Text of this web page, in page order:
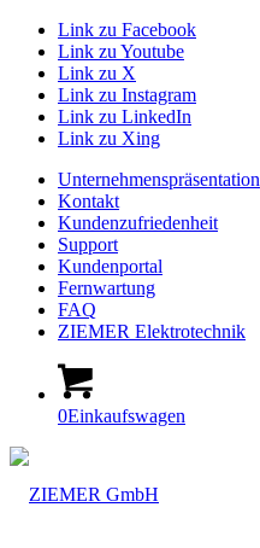
Link zu Facebook
Link zu Youtube
Link zu X
Link zu Instagram
Link zu LinkedIn
Link zu Xing
Unternehmenspräsentation
Kontakt
Kundenzufriedenheit
Support
Kundenportal
Fernwartung
FAQ
ZIEMER Elektrotechnik
0Einkaufswagen